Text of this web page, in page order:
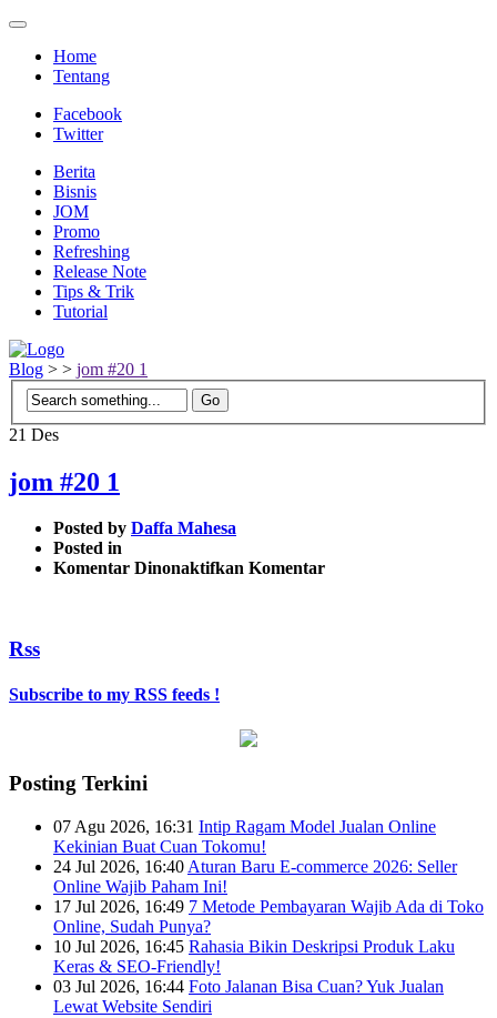
Home
Tentang
Facebook
Twitter
Berita
Bisnis
JOM
Promo
Refreshing
Release Note
Tips & Trik
Tutorial
Blog > > jom #20 1
21 Des
jom #20 1
Posted by Daffa Mahesa
Posted in
Komentar Dinonaktifkan pada
Komentar
Rss
Subscribe to my RSS feeds !
Posting Terkini
07 Agu 2026, 16:31 Intip Ragam Model Jualan Online
Kekinian Buat Cuan Tokomu!
24 Jul 2026, 16:40 Aturan Baru E-commerce 2026: Seller
Online Wajib Paham Ini!
17 Jul 2026, 16:49 7 Metode Pembayaran Wajib Ada di Toko
Online, Sudah Punya?
10 Jul 2026, 16:45 Rahasia Bikin Deskripsi Produk Laku
Keras & SEO-Friendly!
03 Jul 2026, 16:44 Foto Jalanan Bisa Cuan? Yuk Jualan
Lewat Website Sendiri